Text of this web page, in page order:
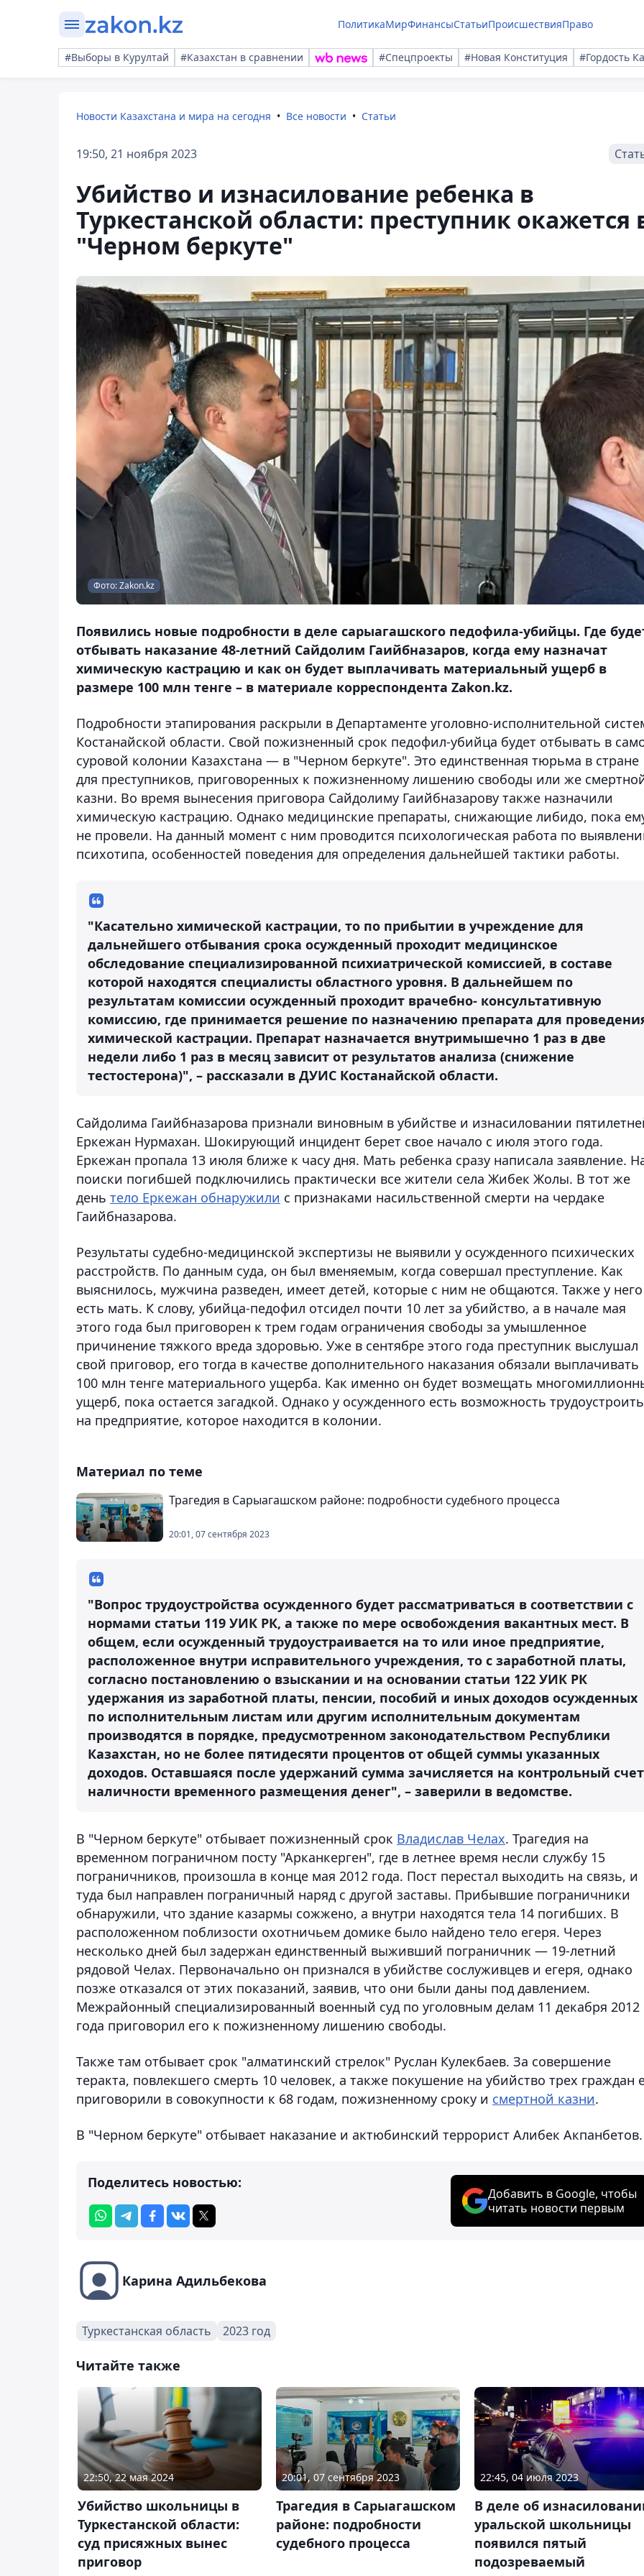
ПолитикаМирФинансыСтатьиПроисшествияПраво
#Выборы в Курултай #Казахстан в сравнении #Спецпроекты #Новая Конституция #Гордость
Новости Казахстана и мира на сегодня Все новости Статьи
19:50, 21 ноября 2023
Убийство и изнасилование ребенка в
Туркестанской области: преступник окажется
"Черном беркуте"
Фото: Zakon.kz
Появились новые подробности в деле сарыагашского педофила-убийцы. Где
отбывать наказание 48-летний Сайдолим Гаийбназаров, когда ему назначат
химическую кастрацию и как он будет выплачивать материальный ущерб в
размере 100 млн тенге – в материале корреспондента Zakon.kz.
Подробности этапирования раскрыли в Департаменте уголовно-исполнительной
Костанайской области. Свой пожизненный срок педофил-убийца будет отбывать в
суровой колонии Казахстана — в "Черном беркуте". Это единственная тюрьма в стране
для преступников, приговоренных к пожизненному лишению свободы или же
казни. Во время вынесения приговора Сайдолиму Гаийбназарову также назначили
химическую кастрацию. Однако медицинские препараты, снижающие либидо, пока
не провели. На данный момент с ним проводится психологическая работа по
психотипа, особенностей поведения для определения дальнейшей тактики работы.
"Касательно химической кастрации, то по прибытии в учреждение для
дальнейшего отбывания срока осужденный проходит медицинское
обследование специализированной психиатрической комиссией, в составе
которой находятся специалисты областного уровня. В дальнейшем по
результатам комиссии осужденный проходит врачебно- консультативную
комиссию, где принимается решение по назначению препарата для
химической кастрации. Препарат назначается внутримышечно 1 раз в две
недели либо 1 раз в месяц зависит от результатов анализа (снижение
тестостерона)", – рассказали в ДУИС Костанайской области.
Сайдолима Гаийбназарова признали виновным в убийстве и изнасиловании
Еркежан Нурмахан. Шокирующий инцидент берет свое начало с июля этого года.
Еркежан пропала 13 июля ближе к часу дня. Мать ребенка сразу написала заявление.
поиски погибшей подключились практически все жители села Жибек Жолы. В тот же
день тело Еркежан обнаружили с признаками насильственной смерти на чердаке
Гаийбназарова.
Результаты судебно-медицинской экспертизы не выявили у осужденного психических
расстройств. По данным суда, он был вменяемым, когда совершал преступление. Как
выяснилось, мужчина разведен, имеет детей, которые с ним не общаются. Также у него
есть мать. К слову, убийца-педофил отсидел почти 10 лет за убийство, а в начале мая
этого года был приговорен к трем годам ограничения свободы за умышленное
причинение тяжкого вреда здоровью. Уже в сентябре этого года преступник выслушал
свой приговор, его тогда в качестве дополнительного наказания обязали выплачивать
100 млн тенге материального ущерба. Как именно он будет возмещать
ущерб, пока остается загадкой. Однако у осужденного есть возможность
на предприятие, которое находится в колонии.
Материал по теме
Трагедия в Сарыагашском районе: подробности судебного процесса
20:01, 07 сентября 2023
"Вопрос трудоустройства осужденного будет рассматриваться в соответствии с
нормами статьи 119 УИК РК, а также по мере освобождения вакантных мест. В
общем, если осужденный трудоустраивается на то или иное предприятие,
расположенное внутри исправительного учреждения, то с заработной платы,
согласно постановлению о взыскании и на основании статьи 122 УИК РК
удержания из заработной платы, пенсии, пособий и иных доходов осужденных
по исполнительным листам или другим исполнительным документам
производятся в порядке, предусмотренном законодательством Республики
Казахстан, но не более пятидесяти процентов от общей суммы указанных
доходов. Оставшаяся после удержаний сумма зачисляется на контрольный счет
наличности временного размещения денег", – заверили в ведомстве.
В "Черном беркуте" отбывает пожизненный срок Владислав Челах. Трагедия на
временном пограничном посту "Арканкерген", где в летнее время несли службу 15
пограничников, произошла в конце мая 2012 года. Пост перестал выходить на связь, и
туда был направлен пограничный наряд с другой заставы. Прибывшие пограничники
обнаружили, что здание казармы сожжено, а внутри находятся тела 14 погибших. В
расположенном поблизости охотничьем домике было найдено тело егеря. Через
несколько дней был задержан единственный выживший пограничник — 19-летний
рядовой Челах. Первоначально он признался в убийстве сослуживцев и егеря, однако
позже отказался от этих показаний, заявив, что они были даны под давлением.
Межрайонный специализированный военный суд по уголовным делам 11 декабря 2012
года приговорил его к пожизненному лишению свободы.
Также там отбывает срок "алматинский стрелок" Руслан Кулекбаев. За совершение
теракта, повлекшего смерть 10 человек, а также покушение на убийство трех граждан
приговорили в совокупности к 68 годам, пожизненному сроку и смертной казни.
В "Черном беркуте" отбывает наказание и актюбинский террорист Алибек Акпанбетов.
Поделитесь новостью:
Добавить в Google, чтобы
читать новости первым
Карина Адильбекова
Туркестанская область 2023 год
Читайте также
22:50, 22 мая 2024
Убийство школьницы в
Туркестанской области:
суд присяжных вынес
приговор
20:01, 07 сентября 2023
Трагедия в Сарыагашском
районе: подробности
судебного процесса
22:45, 04 июля 2023
В деле об
уральской школьницы
появился пятый
подозреваемый